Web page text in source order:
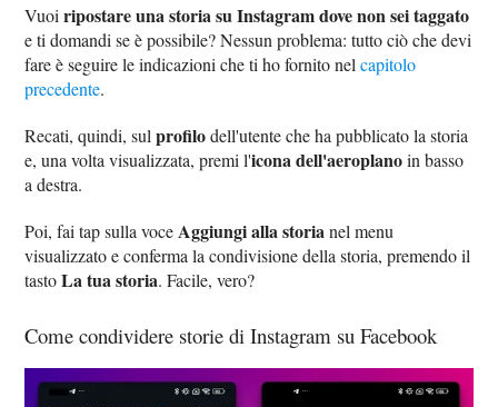
Vuoiripostare una storia su Instagram dove non sei taggato
e ti domandi se è possibile? Nessun problema: tutto ciò che devi
fare è seguire le indicazioni che ti ho fornito nelcapitolo
precedente.
Recati, quindi, sulprofilodell'utente che ha pubblicato la storia
e, una volta visualizzata, premi l'icona dell'aeroplanoin basso
a destra.
Poi, fai tap sulla voce Aggiungi alla storianel menu
visualizzato e conferma la condivisione della storia, premendo il
tastoLa tua storia. Facile, vero?
Come condividere storie di Instagram su Facebook